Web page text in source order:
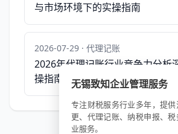
与市场环境下的实操指南
2026-07-29 · 代理记账
2026年代理记账行业竞争力分析
操指南
无锡致知企业管理服务
专注财税服务行业多年，提
更、代理记账、纳税申报、
业服务。